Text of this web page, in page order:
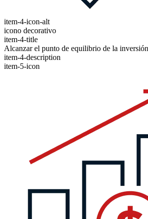
item-4-icon-alt
icono decorativo
item-4-title
Alcanzar el punto de equilibrio de la
item-4-description
item-5-icon